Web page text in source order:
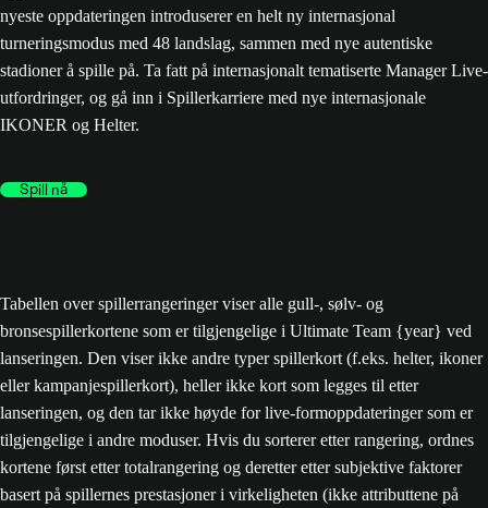
nyeste oppdateringen introduserer en helt ny internasjonal
turneringsmodus med 48 landslag, sammen med nye autentiske
stadioner å spille på. Ta fatt på internasjonalt tematiserte Manager Live-
utfordringer, og gå inn i Spillerkarriere med nye internasjonale
IKONER og Helter.
Spill nå
Tabellen over spillerrangeringer viser alle gull-, sølv- og
bronsespillerkortene som er tilgjengelige i Ultimate Team {year} ved
lanseringen. Den viser ikke andre typer spillerkort (f.eks. helter, ikoner
eller kampanjespillerkort), heller ikke kort som legges til etter
lanseringen, og den tar ikke høyde for live-formoppdateringer som er
tilgjengelige i andre moduser. Hvis du sorterer etter rangering, ordnes
kortene først etter totalrangering og deretter etter subjektive faktorer
basert på spillernes prestasjoner i virkeligheten (ikke attributtene på